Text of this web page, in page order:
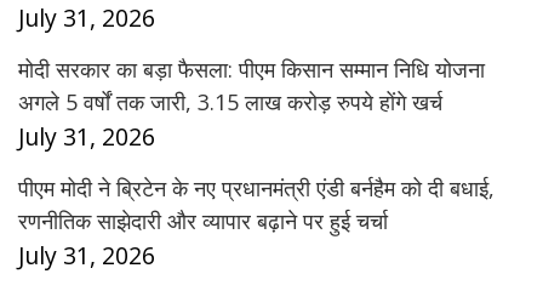
July 31, 2026
मोदी सरकार का बड़ा फैसला: पीएम किसान सम्मान निधि योजना
अगले 5 वर्षों तक जारी, 3.15 लाख करोड़ रुपये होंगे खर्च
July 31, 2026
पीएम मोदी ने ब्रिटेन के नए प्रधानमंत्री एंडी बर्नहैम को दी बधाई,
रणनीतिक साझेदारी और व्यापार बढ़ाने पर हुई चर्चा
July 31, 2026